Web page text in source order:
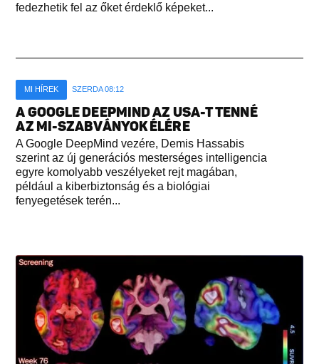
fedezhetik fel az őket érdeklő képeket...
MI HÍREK SZERDA 08:12
A GOOGLE DEEPMIND AZ USA-T TENNÉ
AZ MI-SZABVÁNYOK ÉLÉRE
A Google DeepMind vezére, Demis Hassabis
szerint az új generációs mesterséges intelligencia
egyre komolyabb veszélyeket rejt magában,
például a kiberbiztonság és a biológiai
fenyegetések terén...